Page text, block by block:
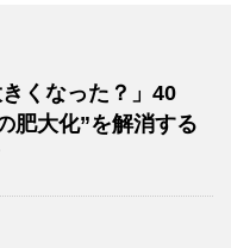
きくなった？」40
肥大化”を解消する